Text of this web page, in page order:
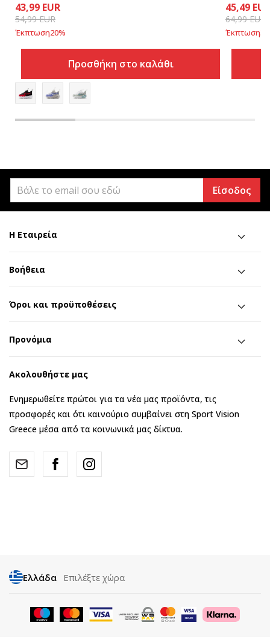
43,99 EUR
54,99EUR
Έκπτωση20%
Προσθήκη στο καλάθι
45,49 EUR
64,99EUR
Έκπτωση30
Είσοδος
Η Εταιρεία
Βοήθεια
Όροι και προϋποθέσεις
Προνόμια
Ακολουθήστε μας
Ενημερωθείτε πρώτοι για τα νέα μας προϊόντα, τις
προσφορές και ότι καινούριο συμβαίνει στη Sport Vision
Greece μέσα από τα κοινωνικά μας δίκτυα.
Ελλάδα Επιλέξτε χώρα